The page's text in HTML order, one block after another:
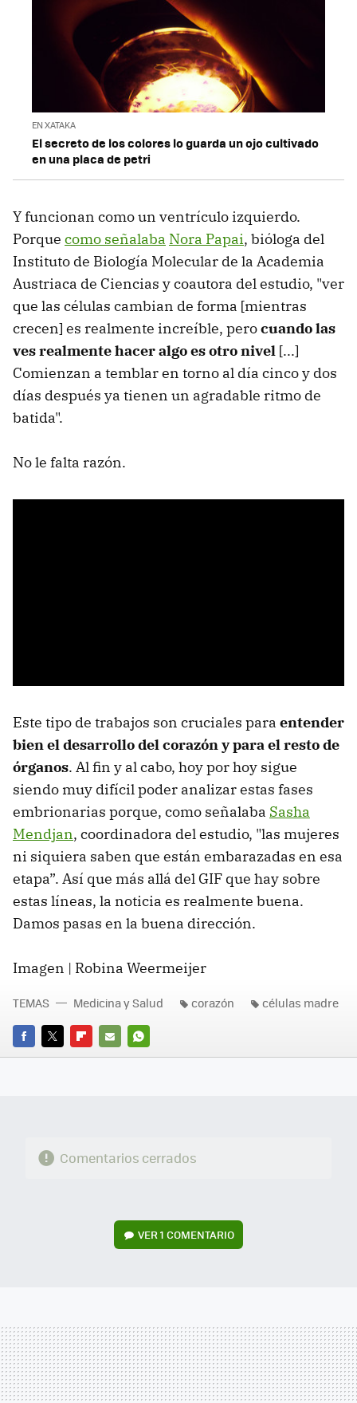
EN XATAKA
El secreto de los colores lo guarda un ojo cultivado
en una placa de petri
Y funcionan como un ventrículo izquierdo.
Porque como señalaba Nora Papai, bióloga del
Instituto de Biología Molecular de la Academia
Austriaca de Ciencias y coautora del estudio, "ver
que las células cambian de forma [mientras
crecen] es realmente increíble, perocuando las
ves realmente hacer algo es otro nivel [...]
Comienzan a temblar en torno al día cinco y dos
días después ya tienen un agradable ritmo de
batida".
No le falta razón.
Este tipo de trabajos son cruciales para entender
bien el desarrollo del corazón y para el resto de
órganos. Al fin y al cabo, hoy por hoy sigue
siendo muy difícil poder analizar estas fases
embrionarias porque, como señalaba Sasha
Mendjan, coordinadora del estudio, "las mujeres
ni siquiera saben que están embarazadas en esa
etapa”. Así que más allá del GIF que hay sobre
estas líneas, la noticia es realmente buena.
Damos pasas en la buena dirección.
Imagen | Robina Weermeijer
FACEBOOK
TWITTERFLIPBOARD
E-
WHATSAPP
TEMAS Medicina y Salud corazón células madre
Comentarios cerrados
VER1 COMENTARIO